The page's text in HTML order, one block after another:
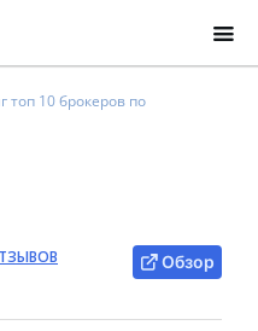
топ 10 брокеров по
Обзор